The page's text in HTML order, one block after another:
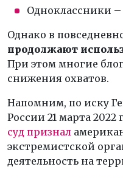
Одноклассники –
Однако в
продолжают
При этом многие
снижения охватов.
Напомним, по иску
России 21 марта 2022
суд признал
экстремистской
деятельность на